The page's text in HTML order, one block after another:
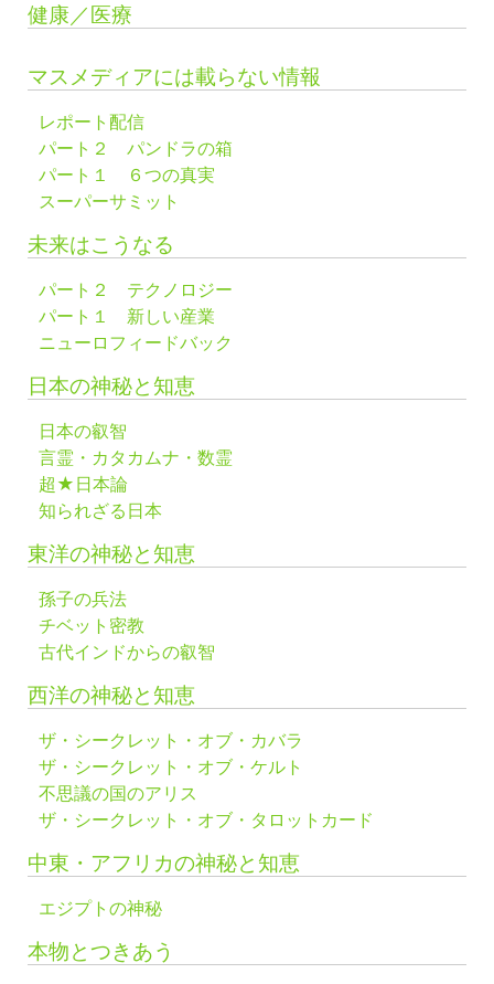
健康／医療
マスメディアには載らない情報
レポート配信
パート２ パンドラの箱
パート１ ６つの真実
スーパーサミット
未来はこうなる
パート２ テクノロジー
パート１ 新しい産業
ニューロフィードバック
日本の神秘と知恵
日本の叡智
言霊・カタカムナ・数霊
超★日本論
知られざる日本
東洋の神秘と知恵
孫子の兵法
チベット密教
古代インドからの叡智
西洋の神秘と知恵
ザ・シークレット・オブ・カバラ
ザ・シークレット・オブ・ケルト
不思議の国のアリス
ザ・シークレット・オブ・タロットカード
中東・アフリカの神秘と知恵
エジプトの神秘
本物とつきあう